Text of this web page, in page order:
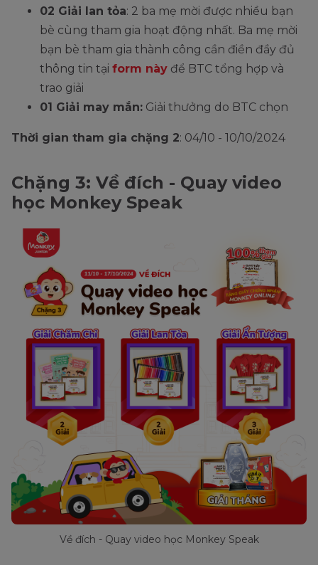
02 Giải lan tỏa: 2 ba mẹ mời được nhiều bạn
bè cùng tham gia hoạt động nhất. Ba mẹ mời
bạn bè tham gia thành công cần điền đầy đủ
thông tin tại form này để BTC tổng hợp và
trao giải
01 Giải may mắn: Giải thưởng do BTC chọn
Thời gian tham gia chặng 2: 04/10 - 10/10/2024
Chặng 3: Về đích - Quay video
học Monkey Speak
Về đích - Quay video học Monkey Speak